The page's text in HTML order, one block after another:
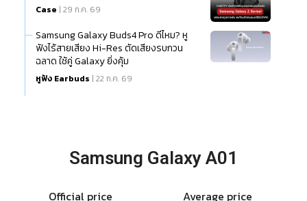
Case | 29 ก.ค. 69
Samsung Galaxy Buds4 Pro ดีไหม? หู
ฟังไร้สายเสียง Hi-Res ตัดเสียงรบกวน
ฉลาด ใช้คู่ Galaxy ยิ่งคุ้ม
หูฟัง Earbuds | 22 ก.ค. 69
Samsung Galaxy A01
Official price Average price